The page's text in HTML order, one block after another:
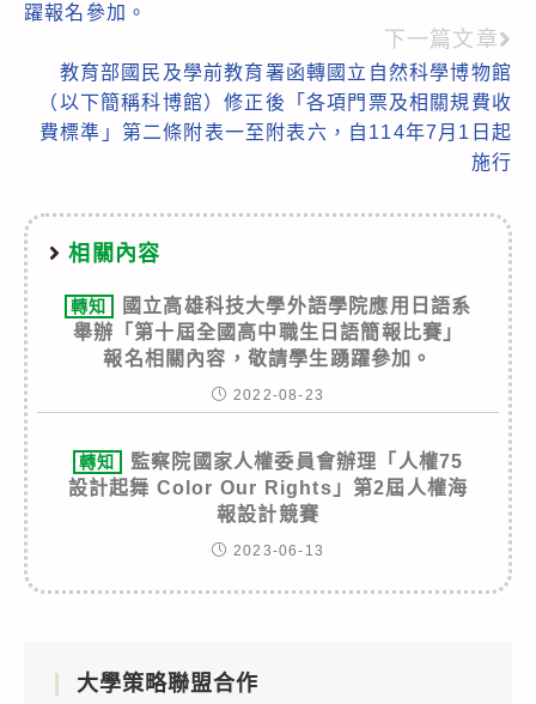
躍報名參加。
下一篇文章
教育部國民及學前教育署函轉國立自然科學博物館
（以下簡稱科博館）修正後「各項門票及相關規費收
費標準」第二條附表一至附表六，自114年7月1日起
施行
相關內容
轉知
國立高雄科技大學外語學院應用日語系
舉辦「第十屆全國高中職生日語簡報比賽」
報名相關內容，敬請學生踴躍參加。
2022-08-23
轉知
監察院國家人權委員會辦理「人權75
設計起舞 Color Our Rights」第2屆人權海
報設計競賽
2023-06-13
大學策略聯盟合作